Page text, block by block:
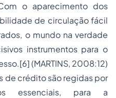
o aparecimento dos
de circulação fácil
o mundo na verdade
instrumentos para o
(MARTINS, 2008:12)
de crédito são regidas por
essenciais, para a